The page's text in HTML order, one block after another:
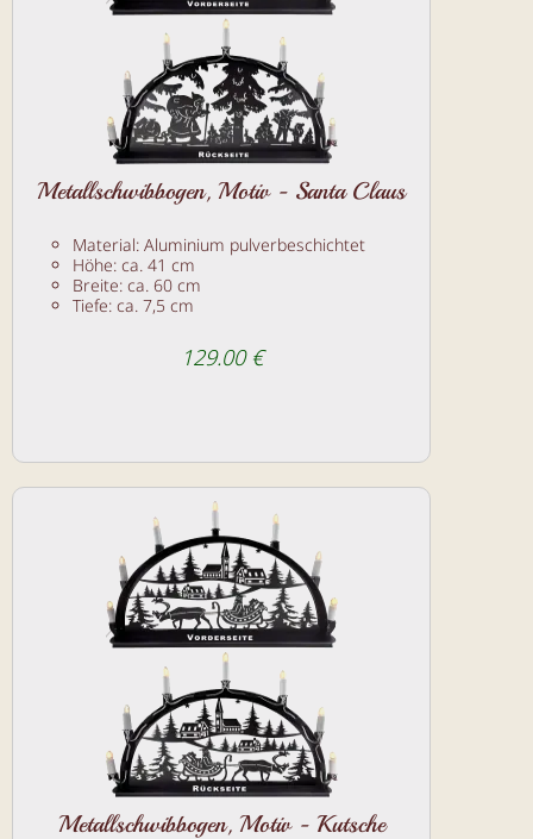
Metallschwibbogen, Motiv - Santa Claus
Material: Aluminium pulverbeschichtet
Höhe: ca. 41 cm
Breite: ca. 60 cm
Tiefe: ca. 7,5 cm
129.00 €
Metallschwibbogen, Motiv - Kutsche